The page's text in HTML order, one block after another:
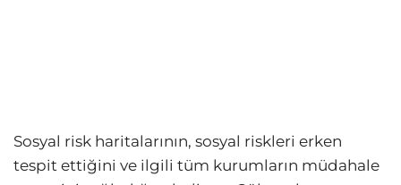
Sosyal risk haritalarının, sosyal riskleri erken
tespit ettiğini ve ilgili tüm kurumların müdahale